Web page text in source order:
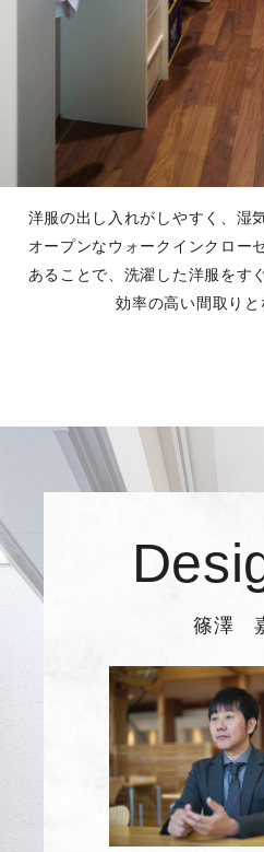
洋服の出し入れがしやすく、湿
オープンなウォークインクロー
あることで、洗濯した洋服をす
効率の高い間取りと
篠澤